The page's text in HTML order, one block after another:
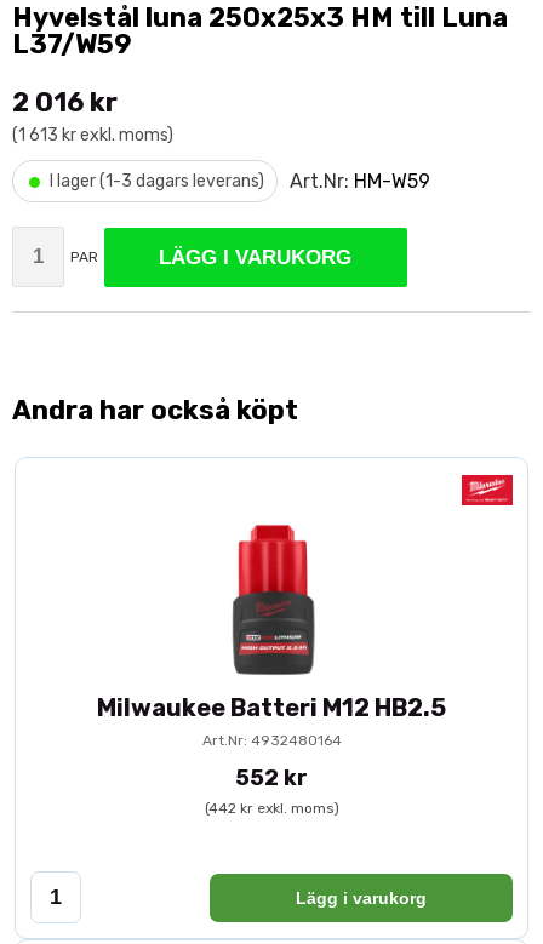
Hyvelstål luna 250x25x3 HM till Luna
L37/W59
2 016 kr
(1 613 kr exkl. moms)
• I lager (1-3 dagars leverans) Art.Nr: HM-W59
PAR LÄGG I VARUKORG
Andra har också köpt
Milwaukee Batteri M12 HB2.5
Art.Nr: 4932480164
552 kr
(442 kr exkl. moms)
Lägg i varukorg